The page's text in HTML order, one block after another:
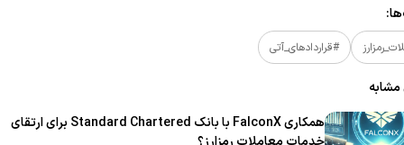
#قراردادهای_آتی
همکاری FalconX با بانک Standard Chartered برای ارتقای